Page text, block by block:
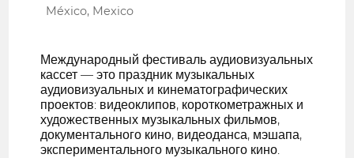
México, Mexico
Международный фестиваль аудиовизуальных
кассет — это праздник музыкальных
аудиовизуальных и кинематографических
проектов: видеоклипов, короткометражных и
художественных музыкальных фильмов,
документального кино, видеоданса, мэшапа,
экспериментального музыкального кино.